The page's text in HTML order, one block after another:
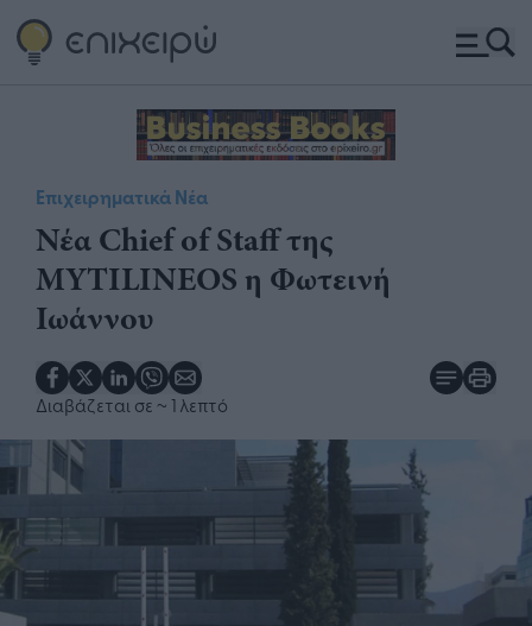
Επιχειρηματικά Νέα
Νέα Chief of Staff της
MYTILINEOS η Φωτεινή
Ιωάννου
Διαβάζεται σε ~ 1 λεπτό